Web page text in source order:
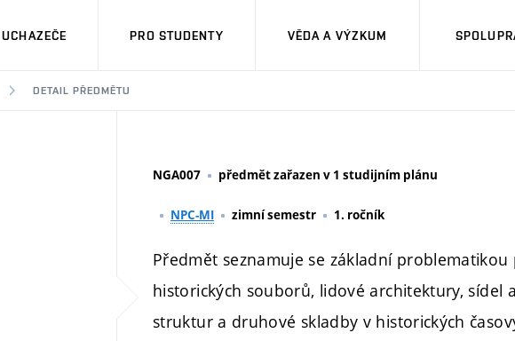
PRO STUDENTY VĚDA A VÝZKUM
DETAIL PŘEDMĚTU
NGA007 předmět zařazen v 1 studijním plánu
NPC-MI zimní semestr 1. ročník
Předmět seznamuje se základní
historických souborů, lidové architektury, sídel
struktur a druhové skladby v historických